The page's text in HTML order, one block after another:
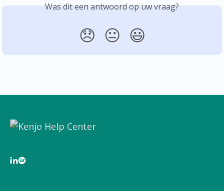
Was dit een antwoord op uw vraag?
😞 😐 😃